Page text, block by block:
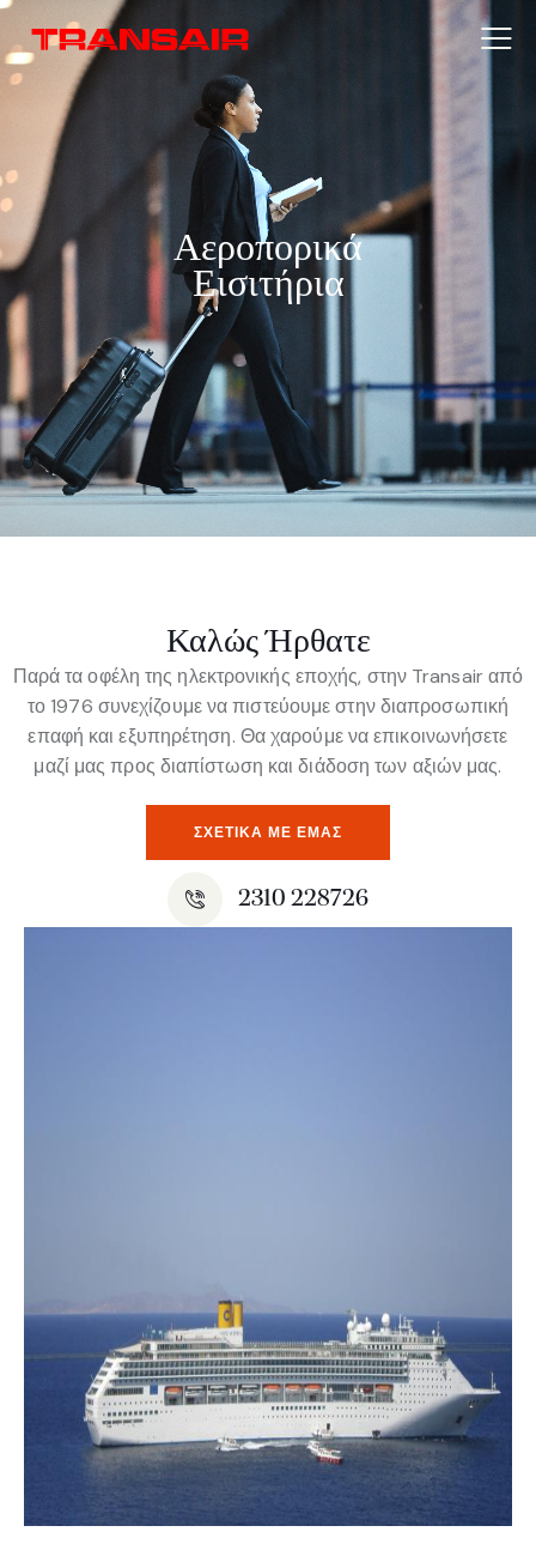
Αεροπορικά
Εισιτήρια
Καλώς Ήρθατε
Παρά τα οφέλη της ηλεκτρονικής εποχής, στην Transair από
το 1976 συνεχίζουμε να πιστεύουμε στην διαπροσωπική
επαφή και εξυπηρέτηση. Θα χαρούμε να επικοινωνήσετε
μαζί μας προς διαπίστωση και διάδοση των αξιών μας.
ΣΧΕΤΙΚΆ ΜΕ ΕΜΆΣ
2310 228726